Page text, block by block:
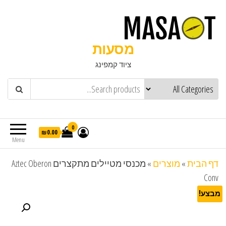
מסעות
ציוד קמפינג
Menu
0
₪0.00
דף הבית» מוצרים »
מכנסי מטיילים מתקצרים Aztec Oberon
Conv
מבצע!